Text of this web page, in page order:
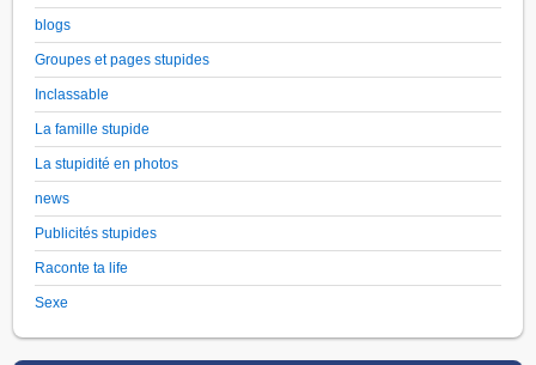
blogs
Groupes et pages stupides
Inclassable
La famille stupide
La stupidité en photos
news
Publicités stupides
Raconte ta life
Sexe